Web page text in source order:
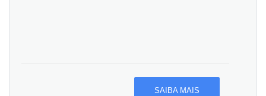
SAIBA MAIS